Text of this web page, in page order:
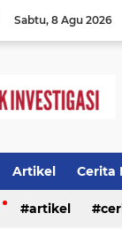
Sabtu 8 Agu 2026
Artikel Cerita
Ragam Info
artikel